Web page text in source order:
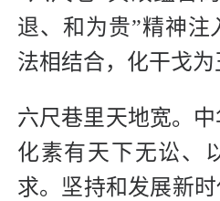
退、和为贵”精神注
法相结合，化干戈为
六尺巷里天地宽。
化素有天下无讼、
求。坚持和发展新